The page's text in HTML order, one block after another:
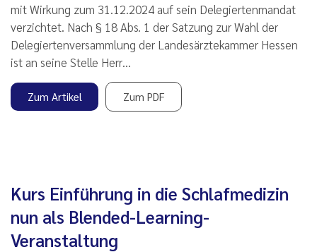
mit Wirkung zum 31.12.2024 auf sein Delegiertenmandat
verzichtet. Nach § 18 Abs. 1 der Satzung zur Wahl der
Delegiertenversammlung der Landesärztekammer Hessen
ist an seine Stelle Herr…
Zum Artikel Zum PDF
Kurs Einführung in die Schlafmedizin
nun als Blended-Learning-
Veranstaltung